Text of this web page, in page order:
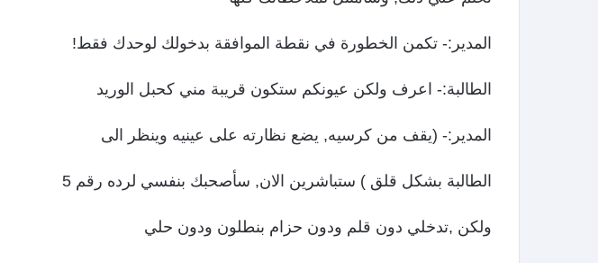
المدير:- تكمن الخطورة في نقطة الموافقة بدخولك لوحدك فقط!
الطالبة:- اعرف ولكن عيونكم ستكون قريبة مني كحبل الوريد
المدير:- (يقف من كرسيه, يضع نظارته على عينيه وينظر الى
الطالبة بشكل قلق ) ستباشرين الان, سأصحبك بنفسي لرده رقم 5
ولكن ,تدخلي دون قلم ودون حزام بنطلون ودون حلي